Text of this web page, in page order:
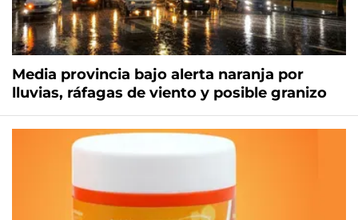
Media provincia bajo alerta naranja por
lluvias, ráfagas de viento y posible granizo